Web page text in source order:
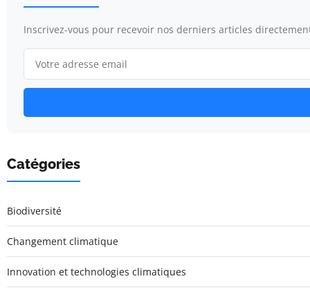
Inscrivez-vous pour recevoir nos derniers articles
Catégories
Biodiversité
Changement climatique
Innovation et technologies climatiques